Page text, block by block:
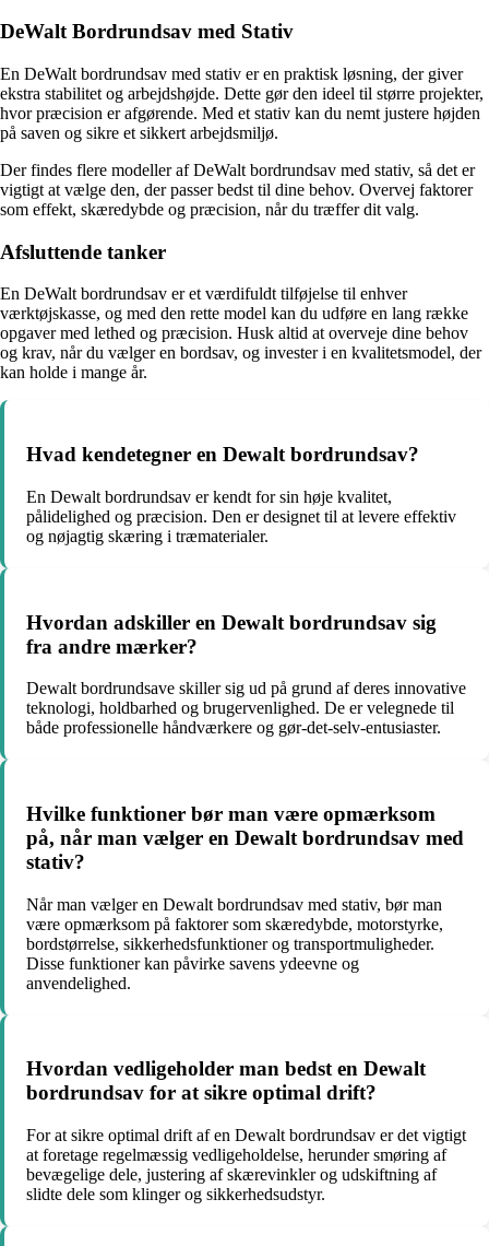
DeWalt Bordrundsav med Stativ
En DeWalt bordrundsav med stativ er en praktisk løsning, der giver
ekstra stabilitet og arbejdshøjde. Dette gør den ideel til større projekter,
hvor præcision er afgørende. Med et stativ kan du nemt justere højden
på saven og sikre et sikkert arbejdsmiljø.
Der findes flere modeller af DeWalt bordrundsav med stativ, så det er
vigtigt at vælge den, der passer bedst til dine behov. Overvej faktorer
som effekt, skæredybde og præcision, når du træffer dit valg.
Afsluttende tanker
En DeWalt bordrundsav er et værdifuldt tilføjelse til enhver
værktøjskasse, og med den rette model kan du udføre en lang række
opgaver med lethed og præcision. Husk altid at overveje dine behov
og krav, når du vælger en bordsav, og invester i en kvalitetsmodel, der
kan holde i mange år.
Hvad kendetegner en Dewalt bordrundsav?
En Dewalt bordrundsav er kendt for sin høje kvalitet,
pålidelighed og præcision. Den er designet til at levere effektiv
og nøjagtig skæring i træmaterialer.
Hvordan adskiller en Dewalt bordrundsav sig
fra andre mærker?
Dewalt bordrundsave skiller sig ud på grund af deres innovative
teknologi, holdbarhed og brugervenlighed. De er velegnede til
både professionelle håndværkere og gør-det-selv-entusiaster.
Hvilke funktioner bør man være opmærksom
på, når man vælger en Dewalt bordrundsav med
stativ?
Når man vælger en Dewalt bordrundsav med stativ, bør man
være opmærksom på faktorer som skæredybde, motorstyrke,
bordstørrelse, sikkerhedsfunktioner og transportmuligheder.
Disse funktioner kan påvirke savens ydeevne og
anvendelighed.
Hvordan vedligeholder man bedst en Dewalt
bordrundsav for at sikre optimal drift?
For at sikre optimal drift af en Dewalt bordrundsav er det vigtigt
at foretage regelmæssig vedligeholdelse, herunder smøring af
bevægelige dele, justering af skærevinkler og udskiftning af
slidte dele som klinger og sikkerhedsudstyr.